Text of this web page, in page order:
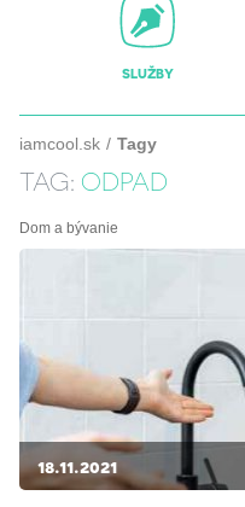
SLUŽBY
iamcool.sk Tagy
TAG: ODPAD
Dom a bývanie
18.11.2021